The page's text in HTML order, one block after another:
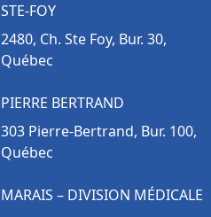
STE-FOY
2480, Ch. Ste Foy, Bur. 30,
Québec
PIERRE BERTRAND
303 Pierre-Bertrand, Bur. 100,
Québec
MARAIS – DIVISION MÉDICALE